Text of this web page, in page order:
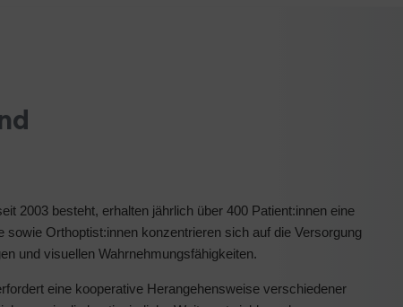
2003 besteht, erhalten jährlich über 400 Patient:innen eine
Orthoptist:innen konzentrieren sich auf die Versorgung
und visuellen Wahrnehmungsfähigkeiten.
eine kooperative Herangehensweise verschiedener